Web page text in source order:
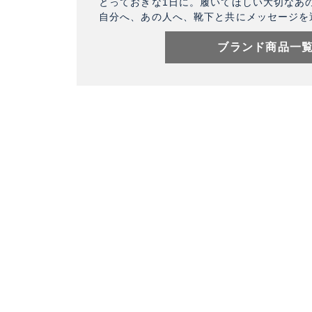
とっておきな1日に。履いてほしい大切なあ
自分へ、あの人へ、靴下と共にメッセージを
ブランド商品一